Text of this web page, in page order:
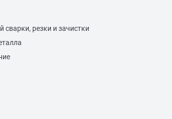
сварки, резки и зачистки